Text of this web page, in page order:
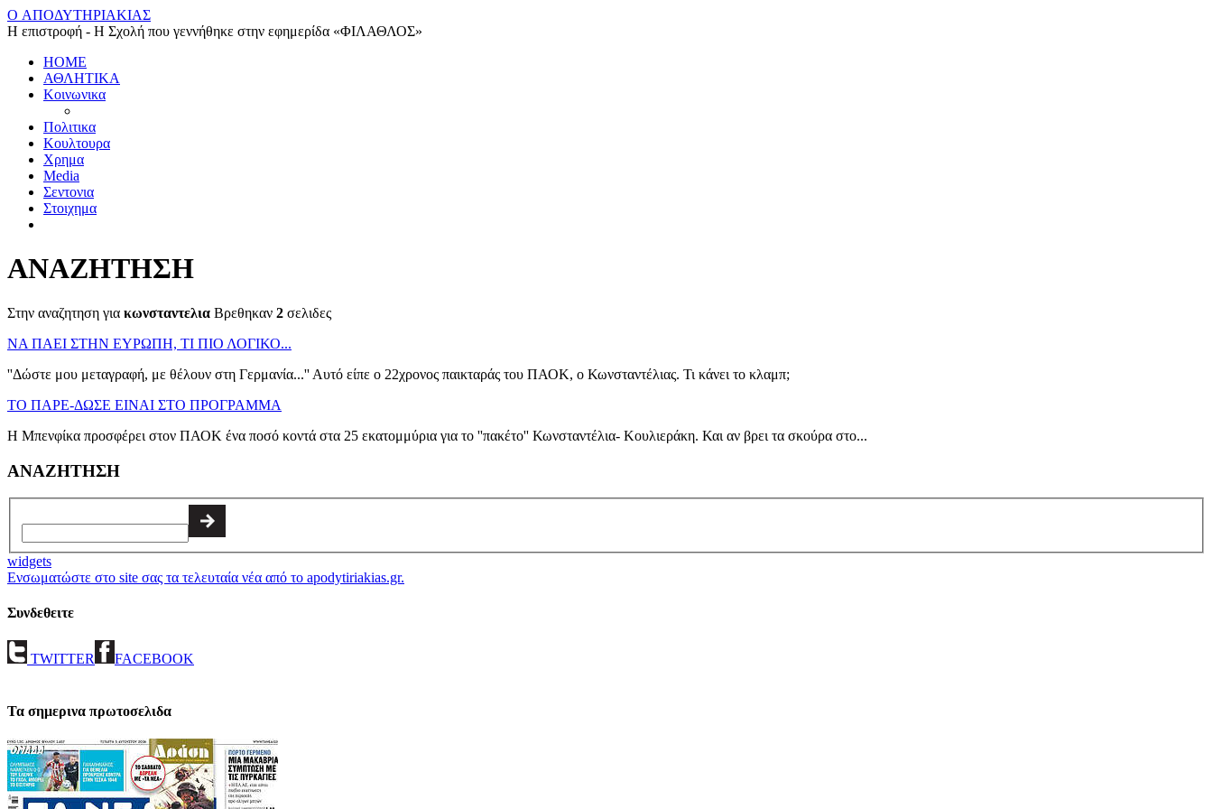
O ΑΠΟΔΥΤΗΡΙΑΚΙΑΣ
Η επιστροφή - Η Σχολή που γεννήθηκε στην εφημερίδα «ΦΙΛΑΘΛΟΣ»
HOME
ΑΘΛΗΤΙΚΑ
Κοινωνικα
Πολιτικα
Κουλτουρα
Χρημα
Media
Σεντονια
Στοιχημα
ΑΝΑΖΗΤΗΣΗ
Στην αναζητηση για κωνσταντελια Βρεθηκαν 2 σελιδες
ΝΑ ΠΑΕΙ ΣΤΗΝ ΕΥΡΩΠΗ, ΤΙ ΠΙΟ ΛΟΓΙΚΟ...
''Δώστε μου μεταγραφή, με θέλουν στη Γερμανία...'' Αυτό είπε ο 22χρονος παικταράς του ΠΑΟΚ, ο Κωνσταντέλιας. Τι κάνει το κλαμπ;
ΤΟ ΠΑΡΕ-ΔΩΣΕ ΕΙΝΑΙ ΣΤΟ ΠΡΟΓΡΑΜΜΑ
Η Μπενφίκα προσφέρει στον ΠΑΟΚ ένα ποσό κοντά στα 25 εκατομμύρια για το ''πακέτο'' Κωνσταντέλια- Κουλιεράκη. Και αν βρει τα σκούρα στο...
ΑΝΑΖΗΤΗΣΗ
widgets
Ενσωματώστε στο site σας τα τελευταία νέα από το apodytiriakias.gr.
Συνδεθειτε
TWITTER FACEBOOK
Τα σημερινα πρωτοσελιδα